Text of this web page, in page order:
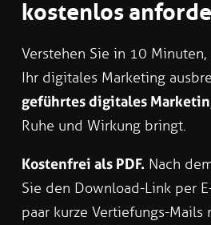
kostenlos
Verstehen Sie in 10 Minuten,
Ihr digitales Marketing
geführtes digitales
Ruhe und Wirkung bringt.
Kostenfrei als PDF. Nach
Sie den Download-Link per
paar kurze Vertiefungs-Mails